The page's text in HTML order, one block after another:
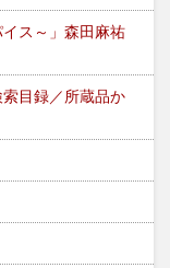
ス～」森田麻祐
目録／所蔵品か